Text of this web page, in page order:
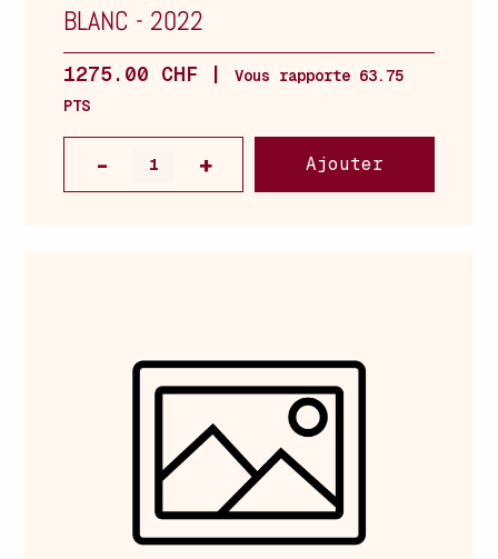
BLANC - 2022
1275.00 CHF |
Vous rapporte 63.75
PTS
Ajouter